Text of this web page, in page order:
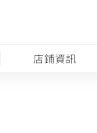
店鋪資訊